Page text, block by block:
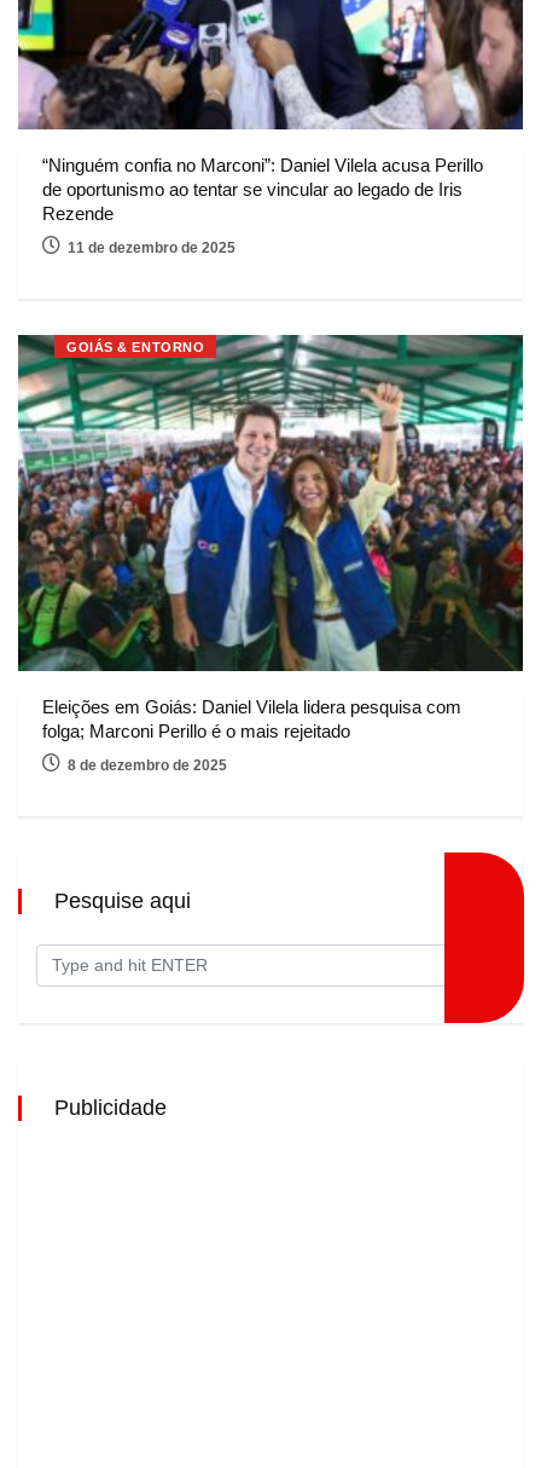
“Ninguém confia no Marconi”: Daniel Vilela acusa Perillo
de oportunismo ao tentar se vincular ao legado de Iris
Rezende
11 de dezembro de 2025
GOIÁS & ENTORNO
Eleições em Goiás: Daniel Vilela lidera pesquisa com
folga; Marconi Perillo é o mais rejeitado
8 de dezembro de 2025
Pesquise aqui
Publicidade